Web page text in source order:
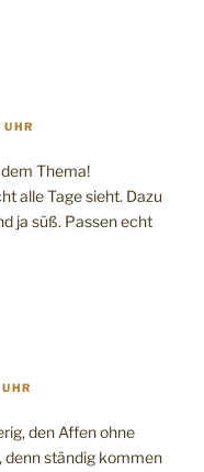
Thema!
alle Tage sieht. Dazu
ja süß. Passen echt
den Affen ohne
ständig kommen